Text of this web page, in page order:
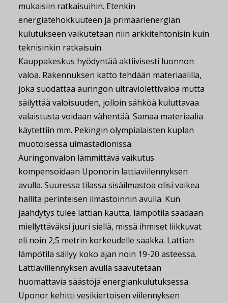
mukaisiin ratkaisuihin. Etenkin
energiatehokkuuteen ja primäärienergian
kulutukseen vaikutetaan niin arkkitehtonisin kuin
teknisinkin ratkaisuin.
Kauppakeskus hyödyntää aktiivisesti luonnon
valoa. Rakennuksen katto tehdään materiaalilla,
joka suodattaa auringon ultraviolettivaloa mutta
säilyttää valoisuuden, jolloin sähköä kuluttavaa
valaistusta voidaan vähentää. Samaa materiaalia
käytettiin mm. Pekingin olympialaisten kuplan
muotoisessa uimastadionissa.
Auringonvalon lämmittävä vaikutus
kompensoidaan Uponorin lattiaviilennyksen
avulla. Suuressa tilassa sisäilmastoa olisi vaikea
hallita perinteisen ilmastoinnin avulla. Kun
jäähdytys tulee lattian kautta, lämpötila saadaan
miellyttäväksi juuri siellä, missä ihmiset liikkuvat
eli noin 2,5 metrin korkeudelle saakka. Lattian
lämpötila säilyy koko ajan noin 19-20 asteessa.
Lattiaviilennyksen avulla saavutetaan
huomattavia säästöjä energiankulutuksessa.
Uponor kehitti vesikiertoisen viilennyksen